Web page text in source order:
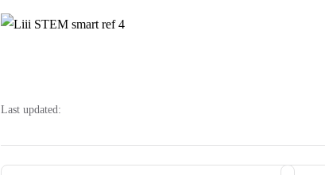
Last updated:
Pager